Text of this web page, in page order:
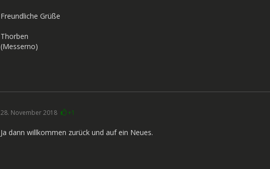
Freundliche Grüße
Thorben
(Messerno)
28. November 2018 +1
Ja dann willkommen zurück und auf ein Neues.